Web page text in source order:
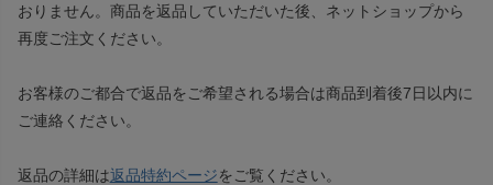
おりません。商品を返品していただいた後、ネットショップから
再度ご注文ください。
お客様のご都合で返品をご希望される場合は商品到着後7日以内に
ご連絡ください。
返品の詳細は返品特約ページをご覧ください。